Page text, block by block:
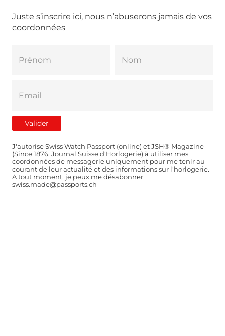
Juste s’inscrire ici, nous n’abuserons jamais de vos
coordonnées
J'autorise Swiss Watch Passport (online) et JSH® Magazine
(Since 1876, Journal Suisse d'Horlogerie) à utiliser mes
coordonnées de messagerie uniquement pour me tenir au
courant de leur actualité et des informations sur l'horlogerie.
A tout moment, je peux me désabonner
swiss.made@passports.ch